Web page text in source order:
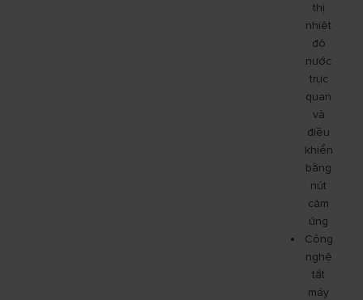
thị
nhiệt
độ
nước
trực
quan
và
điều
khiển
bằng
nút
cảm
ứng
Công
nghệ
tắt
máy